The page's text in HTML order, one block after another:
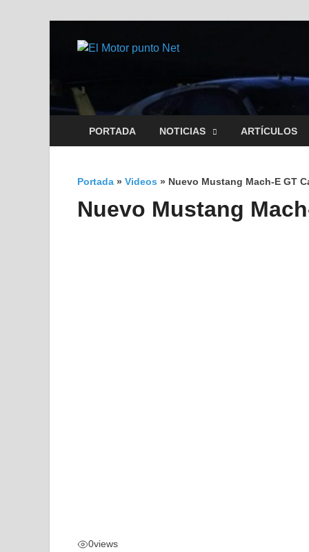
El
PORTADA NOTICIAS ARTÍCULOS
Portada » Videos » Nuevo Mustang Mach-E GT
Nuevo Mustang
0views